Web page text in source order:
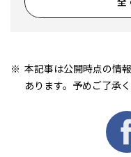
本記事は公開時点の情
あります。予めご了承く